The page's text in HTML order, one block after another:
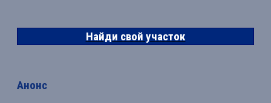
Найди свой участок
Анонс